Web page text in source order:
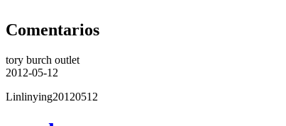
Comentarios
tory burch outlet
2012-05-12
Linlinying20120512